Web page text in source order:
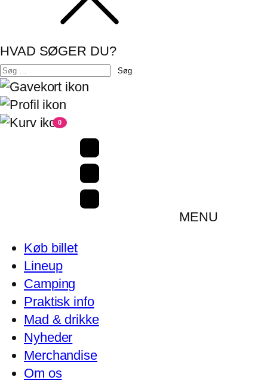
HVAD SØGER DU?
Søg
efter:
0
MENU
Køb billet
Lineup
Camping
Praktisk info
Mad & drikke
Nyheder
Merchandise
Om os